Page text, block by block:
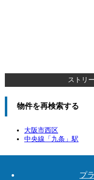
ストリ
物件を再検索する
大阪市西区
中央線「 九条 」駅
プ